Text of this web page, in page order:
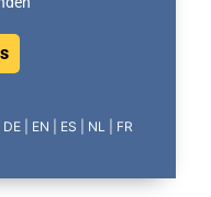
| EN | ES | NL | FR